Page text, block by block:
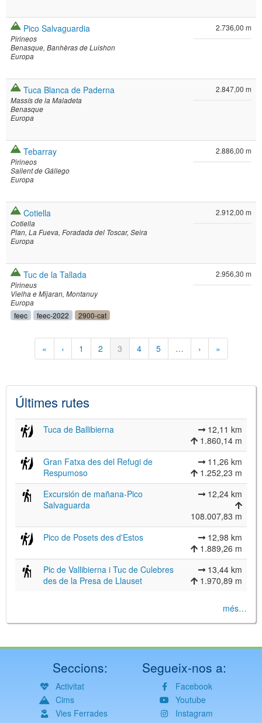
Pico Salvaguardia
Pirineos
Benasque Banhèras de Luishon
Europa
2.736,00 m
Tuca Blanca de Paderna
Massís de la Maladeta
Benasque
Europa
2.847,00 m
Tebarray
Pirineos
Sallent de Gállego
Europa
2.886,00 m
Cotiella
Cotiella
Plan La Fueva Foradada del Toscar Seira
Europa
2.912,00 m
Tuc de la Tallada
Pirineus
Vielha e Mijaran Montanuy
Europa
feec feec-2022 2900-cat
2.956,30 m
Paginació
Primera
pàgina
«
Pàgina
anterior
‹ Pàgina
1 Pàgina
2
Pàgina
actual
3 Pàgina
4 Pàgina
5 …
Pàgina
següent
›
Última
pàgina
»
Últimes rutes
Tuca de Ballibierna
12,11 km
1.860,14 m
Gran Fatxa des del Refugi de
Respumoso
11,26 km
1.252,23 m
Excursión de mañana-Pico
Salvaguarda
12,24 km
108.007,83 m
Pico de Posets des d'Estos
12,98 km
1.889,26 m
Pic de Vallibierna i Tuc de Culebres
des de la Presa de Llauset
13,44 km
1.970,89 m
més…
Seccions:
Activitat
Cims
Vies Ferrades
Segueix-nos a:
Facebook
Youtube
Instagram